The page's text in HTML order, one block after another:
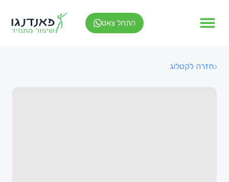
התחל צאט
חזרה לקטלוג